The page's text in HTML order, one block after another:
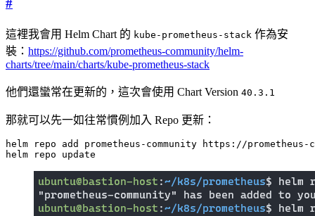
#
這裡我會用 Helm Chart 的 kube-prometheus-stack 作為安
裝： https://github.com/prometheus-community/helm-
charts/tree/main/charts/kube-prometheus-stack
他們還蠻常在更新的，這次會使用 Chart Version 40.3.1
那就可以先一如往常慣例加入 Repo 更新：
helm repo update